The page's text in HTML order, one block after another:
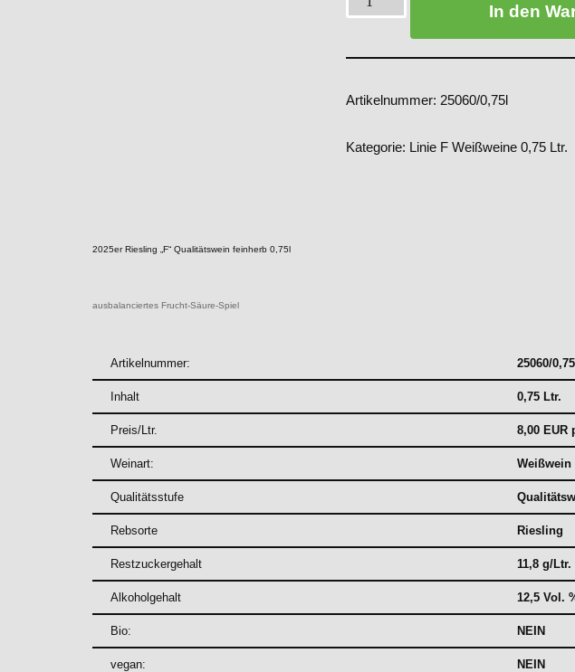
In den
Artikelnummer: 25060/0,75l
Kategorie: Linie F Weißweine 0,75 Ltr.
2025er Riesling „F“ Qualitätswein feinherb 0,75l
ausbalanciertes Frucht-Säure-Spiel
Artikelnummer: 25060/0,75l
Inhalt 0,75 Ltr.
Preis/Ltr. 8,00 EUR
Weinart: Weißwein
Qualitätsstufe
Rebsorte Riesling
Restzuckergehalt 11,8 g/Ltr.
Alkoholgehalt 12,5 Vol.
Bio: NEIN
vegan: NEIN